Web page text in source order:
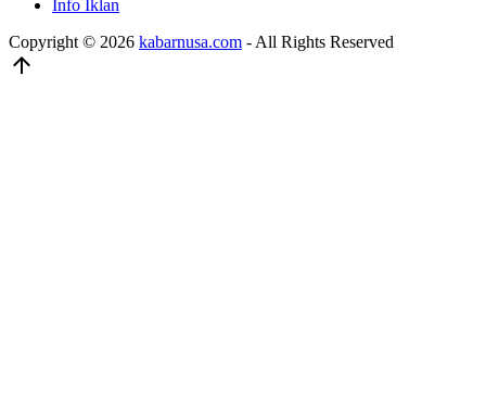
Info Iklan
Copyright © 2026 kabarnusa.com - All Rights Reserved
arrow_upward